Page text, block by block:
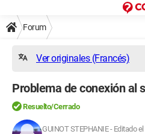
Forum
Ver originales (Francés)
Problema de conexión al
Resuelto/Cerrado
GUINOT STEPHANIE- Editado